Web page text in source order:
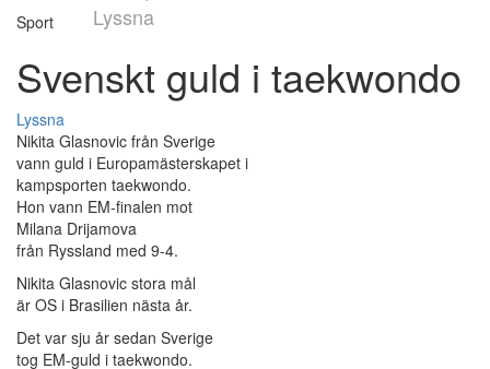
Lyssna
Sport
Svenskt guld i taekwondo
Lyssna
Nikita Glasnovic från Sverige
vann guld i Europamästerskapet i
kampsporten taekwondo.
Hon vann EM-finalen mot
Milana Drijamova
från Ryssland med 9-4.
Nikita Glasnovic stora mål
är OS i Brasilien nästa år.
Det var sju år sedan Sverige
tog EM-guld i taekwondo.